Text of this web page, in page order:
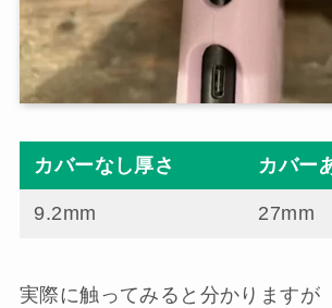
カバーなし厚さ カバー
9.2mm 27mm
実際に触ってみると分かりますが